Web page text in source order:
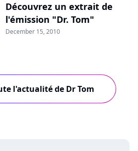
Découvrez un extrait de
l'émission "Dr. Tom"
December 15, 2010
l'actualité de Dr Tom